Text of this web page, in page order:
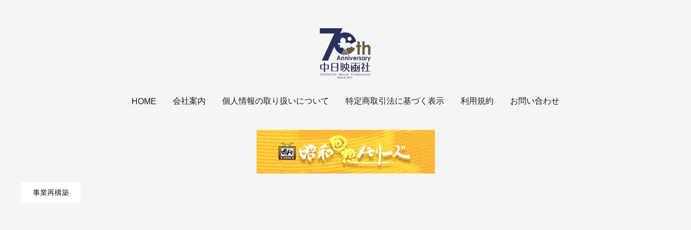
HOME 会社案内 個人情報の取り扱いについて 特定商取引法に基づく表示 利用規約 お問い合わせ
事業再構築